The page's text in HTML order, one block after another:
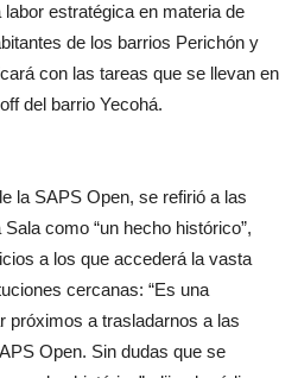
estratégica en materia de
de los barrios Perichón y
con las tareas que se llevan en
del barrio Yecohá.
la SAPS Open, se refirió a las
como “un hecho histórico”,
a los que accederá la vasta
cercanas: “Es una
próximos a trasladarnos a las
Open. Sin dudas que se